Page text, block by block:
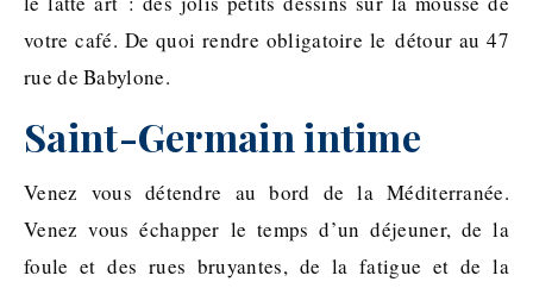
votre café. De quoi rendre obligatoire le détour au 47
rue de Babylone.
Saint-Germain intime
Venez vous détendre au bord de la Méditerranée.
Venez vous échapper le temps d’un déjeuner, de la
foule et des rues bruyantes, de la fatigue et de la